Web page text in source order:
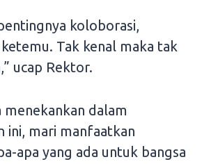
koloborasi,
Tak kenal maka tak
ucap Rektor.
menekankan dalam
ini, mari manfaatkan
apa yang ada untuk bangsa